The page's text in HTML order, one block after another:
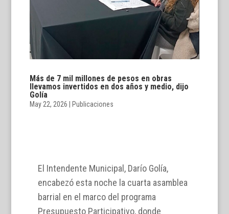
Más de 7 mil millones de pesos en obras
llevamos invertidos en dos años y medio, dijo
Golía
May 22, 2026 Publicaciones
El Intendente Municipal, Darío Golía,
encabezó esta noche la cuarta asamblea
barrial en el marco del programa
Presupuesto Participativo, donde